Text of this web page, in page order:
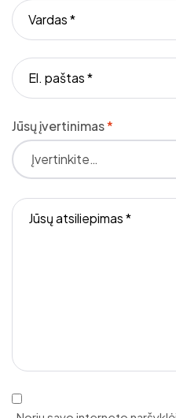
Jūsų įvertinimas*